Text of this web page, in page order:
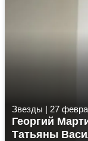
Звезды | 27
Георгий
Татьяны